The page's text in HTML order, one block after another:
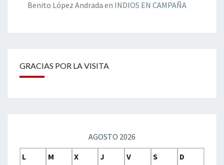
Benito López Andrada en INDIOS EN CAMPAÑA
GRACIAS POR LA VISITA
AGOSTO 2026
L
M X J V S
D